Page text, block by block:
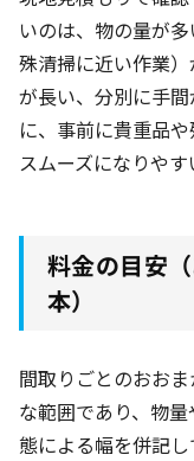
いのは、物の量が
殊清掃に近い作業
が長い、分別に手
に、事前に貴重品
スムーズになりやす
料金の目安
本）
間取りごとのおお
な範囲であり、物
態による幅を併記